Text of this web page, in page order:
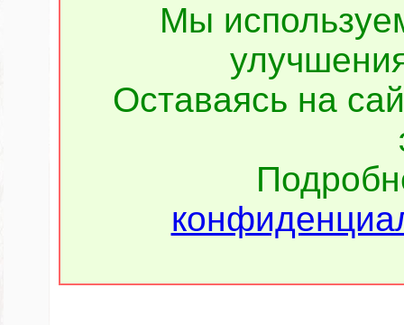
Мы
Оставаясь на